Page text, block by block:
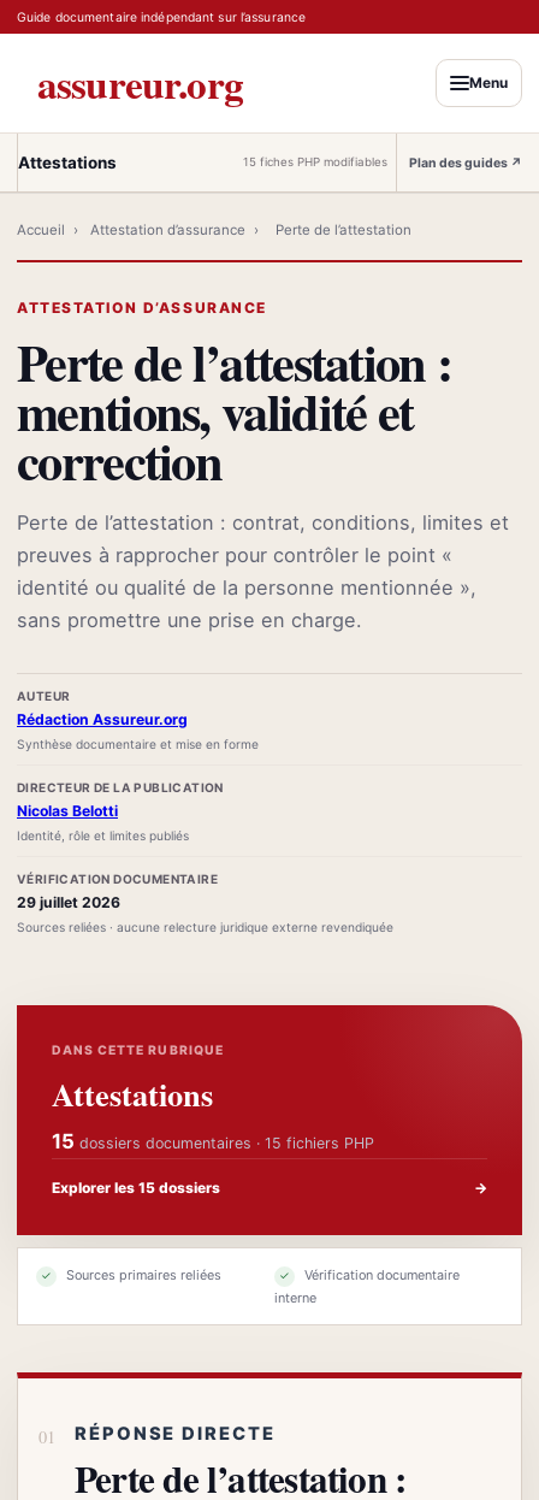
Guide documentaire indépendant sur l’assurance
assureur.org Menu
Attestations 15 fiches PHP modifiables Plan des guides ↗
Accueil › Attestation d’assurance › Perte de l’attestation
ATTESTATION D’ASSURANCE
Perte de l’attestation :
mentions, validité et
correction
Perte de l’attestation : contrat, conditions, limites et
preuves à rapprocher pour contrôler le point «
identité ou qualité de la personne mentionnée »,
sans promettre une prise en charge.
AUTEUR
Rédaction Assureur.org
Synthèse documentaire et mise en forme
DIRECTEUR DE LA PUBLICATION
Nicolas Belotti
Identité, rôle et limites publiés
VÉRIFICATION DOCUMENTAIRE
29 juillet 2026
Sources reliées · aucune relecture juridique externe revendiquée
DANS CETTE RUBRIQUE
Attestations
15 dossiers documentaires · 15 fichiers PHP
Explorer les 15 dossiers →
✓ Sources primaires reliées ✓
Vérification documentaire
interne
RÉPONSE DIRECTE
Perte de l’attestation :